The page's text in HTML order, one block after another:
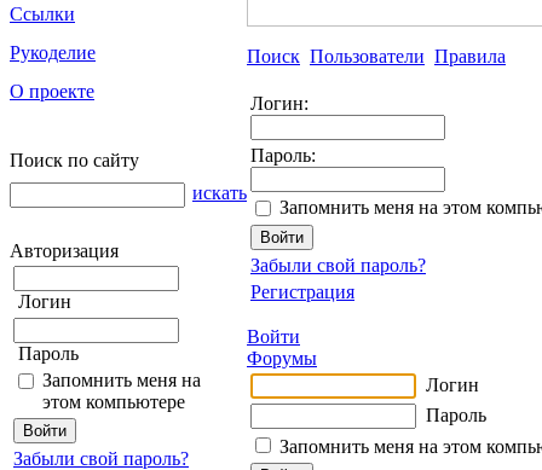
Ссылки
Рукоделие
О проекте
Поиск по сайту
искать
Авторизация
Логин
Пароль
Запомнить меня на
этом компьютере
Забыли свой пароль?
Поиск Пользователи Правила
Логин:
Пароль:
Запомнить меня на этом
Забыли свой пароль?
Регистрация
Войти
Форумы
Логин
Пароль
Запомнить меня на этом